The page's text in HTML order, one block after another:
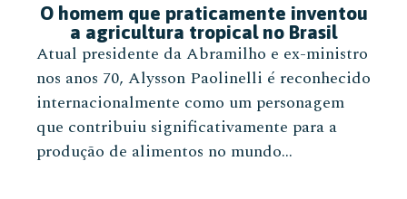
O homem que praticamente inventou
a agricultura tropical no Brasil
Atual presidente da Abramilho e ex-ministro
nos anos 70, Alysson Paolinelli é reconhecido
internacionalmente como um personagem
que contribuiu significativamente para a
produção de alimentos no mundo...